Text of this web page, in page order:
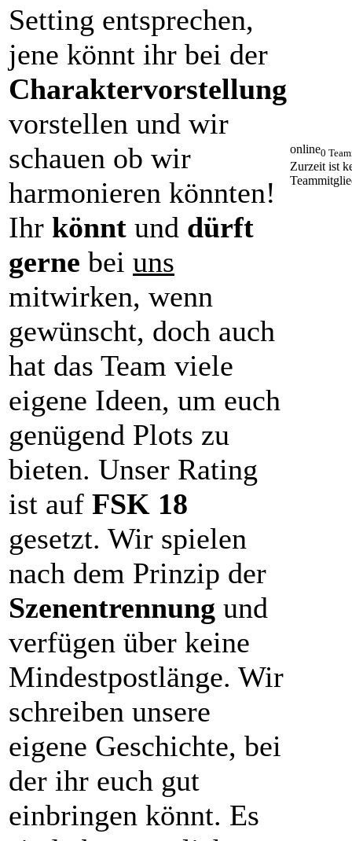
Setting entsprechen,
jene könnt ihr bei der
Charaktervorstellung
vorstellen und wir
schauen ob wir
harmonieren könnten!
Ihr könnt und dürft
gerne bei uns
mitwirken, wenn
gewünscht, doch auch
hat das Team viele
eigene Ideen, um euch
genügend Plots zu
bieten. Unser Rating
ist auf FSK 18
gesetzt. Wir spielen
nach dem Prinzip der
Szenentrennung und
verfügen über keine
Mindestpostlänge. Wir
schreiben unsere
eigene Geschichte, bei
der ihr euch gut
einbringen könnt. Es
online0
Zurzeit ist